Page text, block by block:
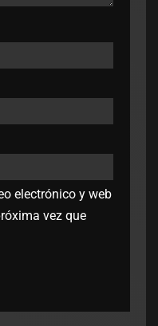
electrónico y web
vez que